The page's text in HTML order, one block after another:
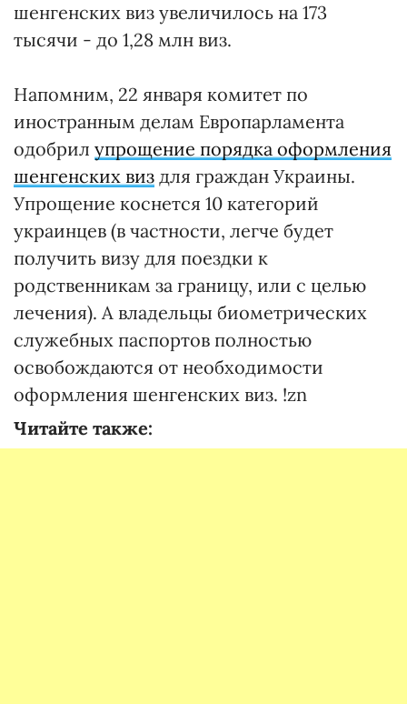
шенгенских виз увеличилось на 173
тысячи - до 1,28 млн виз.
Напомним, 22 января комитет по
иностранным делам Европарламента
одобрил упрощение порядка оформления
шенгенских виз для граждан Украины.
Упрощение коснется 10 категорий
украинцев (в частности, легче будет
получить визу для поездки к
родственникам за границу, или с целью
лечения). А владельцы биометрических
служебных паспортов полностью
освобождаются от необходимости
оформления шенгенских виз. !zn
Читайте также: